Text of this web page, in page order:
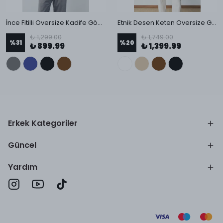
İnce Fitilli Oversize Kadife Gömlek
%31
₺ 1,299.00
₺ 899.99
Etnik Desen Keten Oversize Gömlek
%20
₺ 1,749.00
₺ 1,399.99
Erkek Kategoriler
Güncel
Yardım